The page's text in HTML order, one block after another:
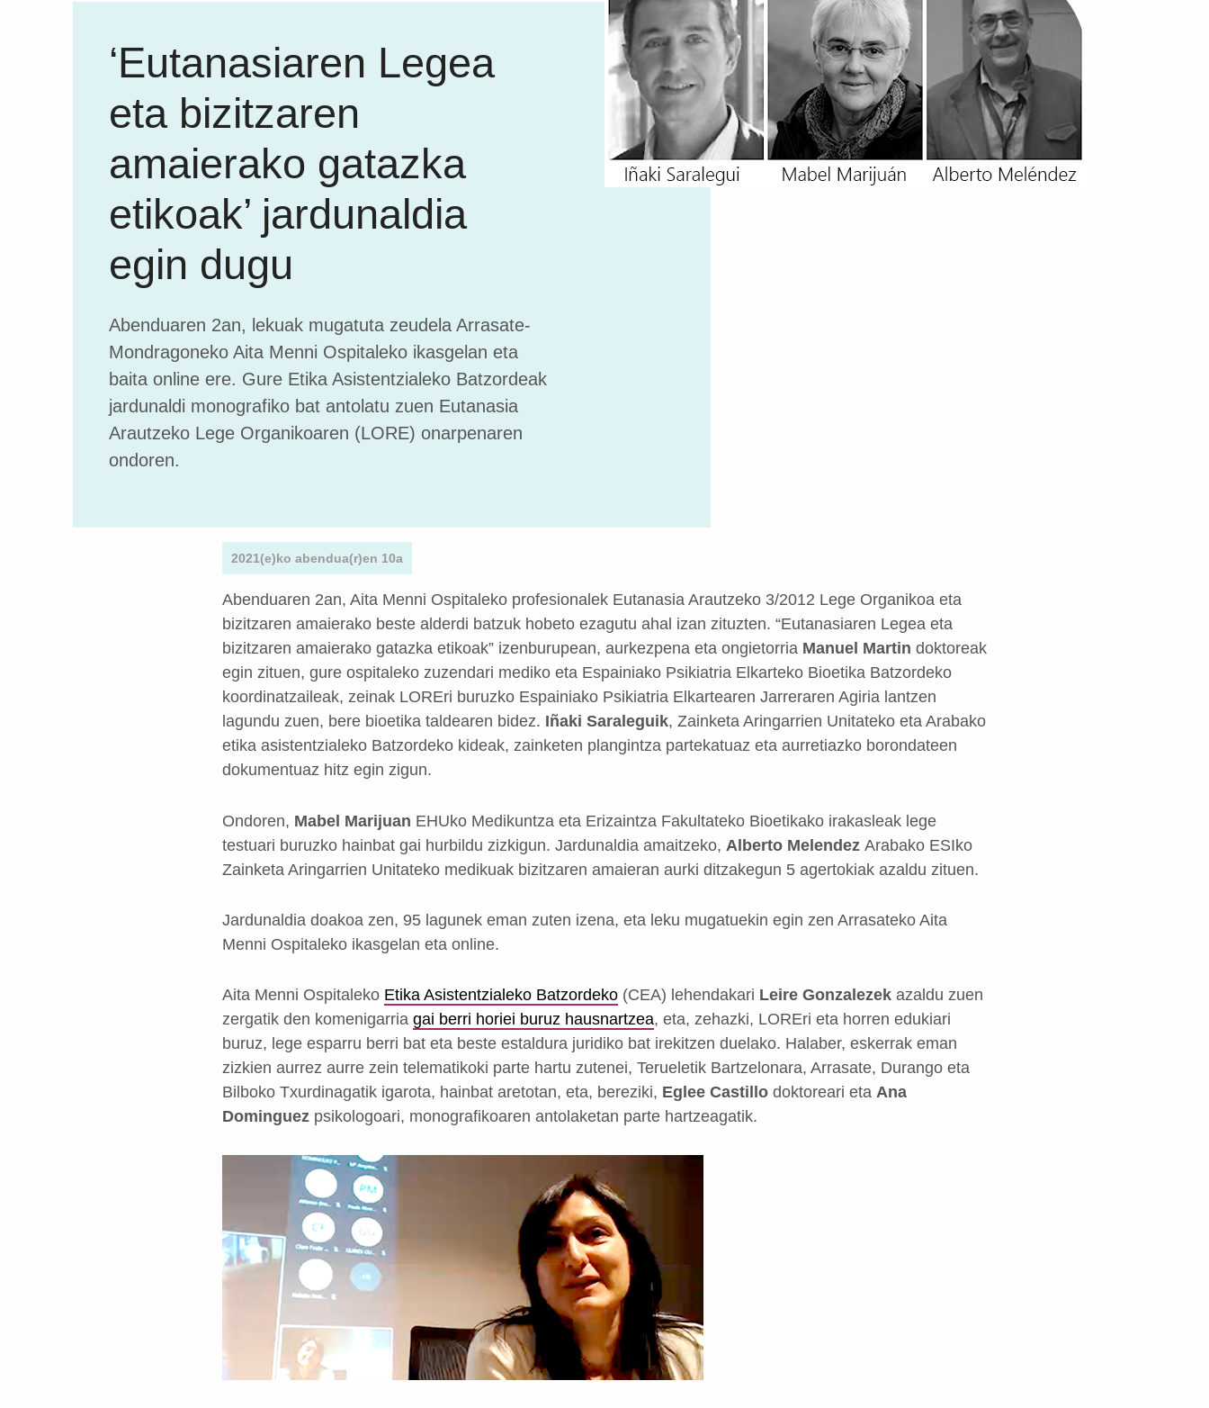
‘Eutanasiaren Legea
eta bizitzaren
amaierako gatazka
etikoak’ jardunaldia
egin dugu
Abenduaren 2an, lekuak mugatuta zeudela Arrasate-
Mondragoneko Aita Menni Ospitaleko ikasgelan eta
baita online ere. Gure Etika Asistentzialeko Batzordeak
jardunaldi monografiko bat antolatu zuen Eutanasia
Arautzeko Lege Organikoaren (LORE) onarpenaren
ondoren.
2021(e)ko abendua(r)en 10a
Abenduaren 2an, Aita Menni Ospitaleko profesionalek Eutanasia Arautzeko 3/2012 Lege Organikoa eta
bizitzaren amaierako beste alderdi batzuk hobeto ezagutu ahal izan zituzten. “Eutanasiaren Legea eta
bizitzaren amaierako gatazka etikoak” izenburupean, aurkezpena eta ongietorria Manuel Martin doktoreak
egin zituen, gure ospitaleko zuzendari mediko eta Espainiako Psikiatria Elkarteko Bioetika Batzordeko
koordinatzaileak, zeinak LOREri buruzko Espainiako Psikiatria Elkartearen Jarreraren Agiria lantzen
lagundu zuen, bere bioetika taldearen bidez. Iñaki Saraleguik, Zainketa Aringarrien Unitateko eta Arabako
etika asistentzialeko Batzordeko kideak, zainketen plangintza partekatuaz eta aurretiazko borondateen
dokumentuaz hitz egin zigun.
Ondoren, Mabel Marijuan EHUko Medikuntza eta Erizaintza Fakultateko Bioetikako irakasleak lege
testuari buruzko hainbat gai hurbildu zizkigun. Jardunaldia amaitzeko, Alberto Melendez Arabako ESIko
Zainketa Aringarrien Unitateko medikuak bizitzaren amaieran aurki ditzakegun 5 agertokiak azaldu zituen.
Jardunaldia doakoa zen, 95 lagunek eman zuten izena, eta leku mugatuekin egin zen Arrasateko Aita
Menni Ospitaleko ikasgelan eta online.
Aita Menni Ospitaleko Etika Asistentzialeko Batzordeko (CEA) lehendakari Leire Gonzalezek azaldu zuen
zergatik den komenigarria gai berri horiei buruz hausnartzea, eta, zehazki, LOREri eta horren edukiari
buruz, lege esparru berri bat eta beste estaldura juridiko bat irekitzen duelako. Halaber, eskerrak eman
zizkien aurrez aurre zein telematikoki parte hartu zutenei, Terueletik Bartzelonara, Arrasate, Durango eta
Bilboko Txurdinagatik igarota, hainbat aretotan, eta, bereziki, Eglee Castillo doktoreari eta Ana
Dominguez psikologoari, monografikoaren antolaketan parte hartzeagatik.